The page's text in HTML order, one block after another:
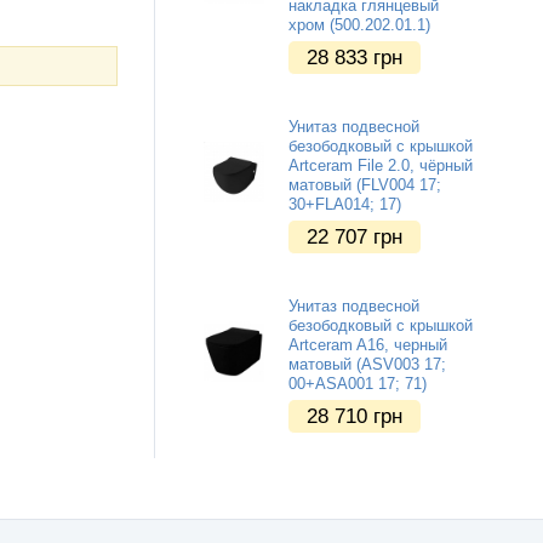
накладка глянцевый
хром (500.202.01.1)
28 833 грн
Унитаз подвесной
безободковый с крышкой
Artceram File 2.0, чёрный
матовый (FLV004 17;
30+FLA014; 17)
22 707 грн
Унитаз подвесной
безободковый с крышкой
Artceram A16, черный
матовый (ASV003 17;
00+ASA001 17; 71)
28 710 грн